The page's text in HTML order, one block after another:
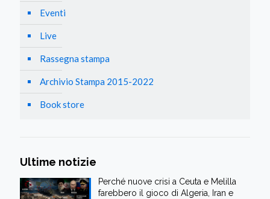
Eventi
Live
Rassegna stampa
Archivio Stampa 2015-2022
Book store
Ultime notizie
Perché nuove crisi a Ceuta e Melilla
farebbero il gioco di Algeria, Iran e